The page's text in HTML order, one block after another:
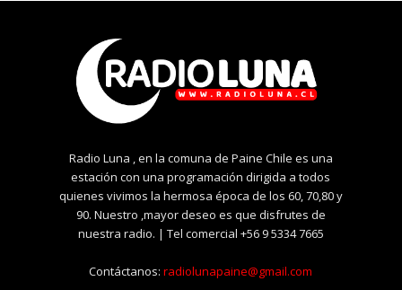
Radio Luna , en la comuna de Paine Chile es una
estación con una programación dirigida a todos
quienes vivimos la hermosa época de los 60, 70,80 y
90. Nuestro ,mayor deseo es que disfrutes de
nuestra radio. | Tel comercial +56 9 5334 7665
Contáctanos:radiolunapaine@gmail.com